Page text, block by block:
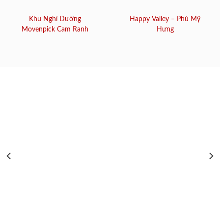
Khu Nghỉ Dưỡng
Movenpick Cam Ranh
Happy Valley – Phú Mỹ
Hưng